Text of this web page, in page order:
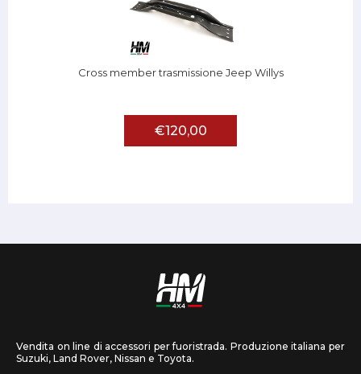
Cross member trasmissione Jeep Willys
€120,00
Vendita on line di accessori per fuoristrada. Produzione italiana per
Suzuki, Land Rover, Nissan e Toyota.